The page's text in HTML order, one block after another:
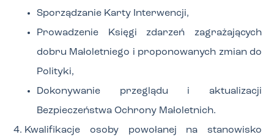
Sporządzanie Karty Interwencji,
Prowadzenie Księgi zdarzeń zagrażających
dobru Małoletniego i proponowanych zmian do
Polityki,
Dokonywanie przeglądu i aktualizacji
Bezpieczeństwa Ochrony Małoletnich.
Kwalifikacje osoby powołanej na stanowisko